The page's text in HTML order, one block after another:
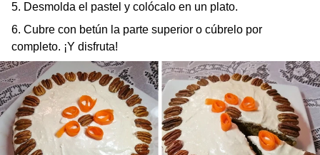
5. Desmolda el pastel y colócalo en un plato.
6. Cubre con betún la parte superior o cúbrelo por
completo. ¡Y disfruta!